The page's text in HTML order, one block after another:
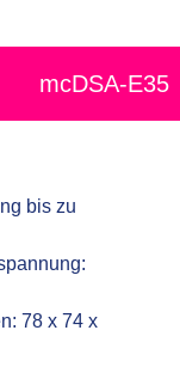
mcDSA-E35
bis zu
78 x 74 x